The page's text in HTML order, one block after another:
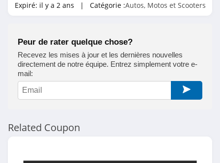
Expiré: il y a 2 ans | Catégorie :Autos, Motos et Scooters
Peur de rater quelque chose?
Recevez les mises à jour et les dernières nouvelles
directement de notre équipe. Entrez simplement votre e-
mail:
Related Coupon